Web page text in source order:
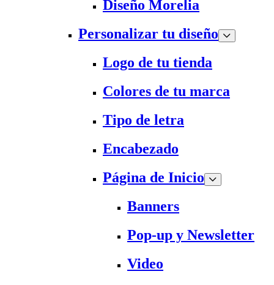
Diseño Morelia
Personalizar tu diseño
Logo de tu tienda
Colores de tu marca
Tipo de letra
Encabezado
Página de Inicio
Banners
Pop-up y Newsletter
Video